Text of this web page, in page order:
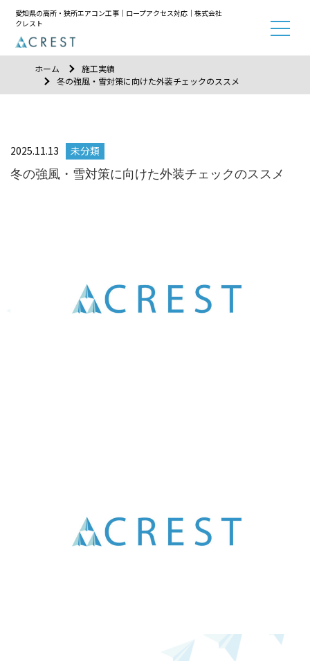
愛知県の高所・狭所エアコン工事｜ロープアクセス対応｜株式会社
クレスト
ホーム
施工実績
冬の強風・雪対策に向けた外装チェックのススメ
2025.11.13
未分類
冬の強風・雪対策に向けた外装チェックのススメ